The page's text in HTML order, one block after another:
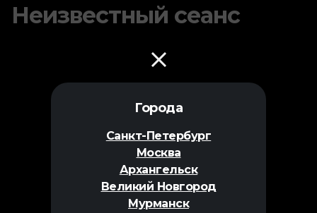
Города
Санкт-Петербург
Москва
Архангельск
Великий Новгород
Мурманск
Неизвестный сеанс